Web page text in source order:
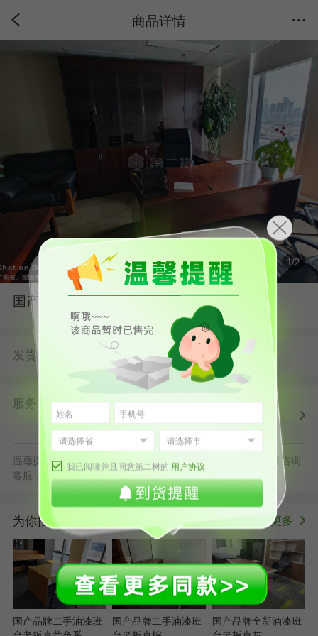
商品详情
我已阅读并且同意第二树的 用户协议
>
1/2
国产品牌二手油漆班台老板桌棕色系
发货 第二树深圳仓 发货并提供售后服务
服务 第二树自营 清洗消毒 售后保障
配送上门
正规发票
退货原则
温馨提示：默拍不发货，批量采购立享更多优惠，可随时在线咨询
客服，或拨打服务电话400-178-1088
为你推荐 更多
国产品牌二手油漆班
国产品牌二手油漆班
国产品牌全新油漆班